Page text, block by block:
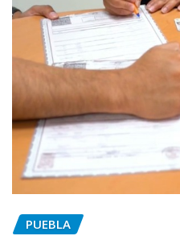
PUEBLA